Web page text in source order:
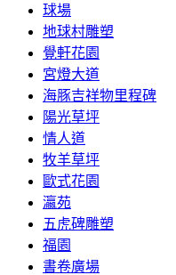
球場
地球村雕塑
覺軒花園
宮燈大道
海豚吉祥物里程碑
陽光草坪
情人道
牧羊草坪
歐式花園
瀛苑
五虎碑雕塑
福園
書卷廣場